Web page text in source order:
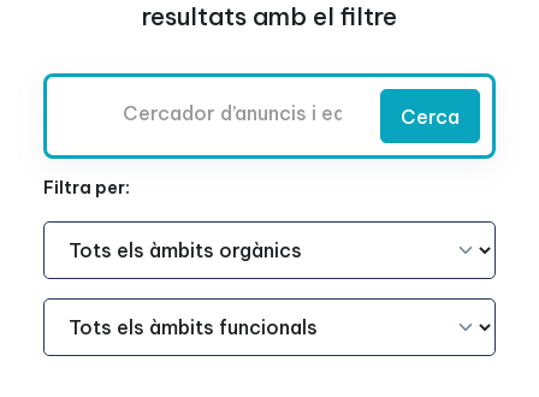
resultats amb el filtre
Cerca
Filtra per:
Àmbit Funcional
Àmbit Funcional